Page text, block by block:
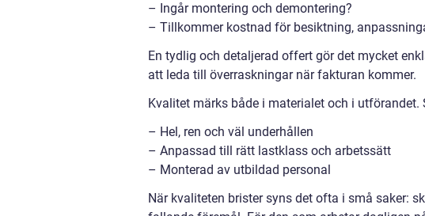
– Ingår montering och demontering?
– Tillkommer kostnad för besiktning,
En tydlig och detaljerad offert gör det mycket
att leda till överraskningar när fakturan kommer.
Kvalitet märks både i materialet och i utförandet.
– Hel, ren och väl underhållen
– Anpassad till rätt lastklass och arbetssätt
– Monterad av utbildad personal
När kvaliteten brister syns det ofta i små saker: